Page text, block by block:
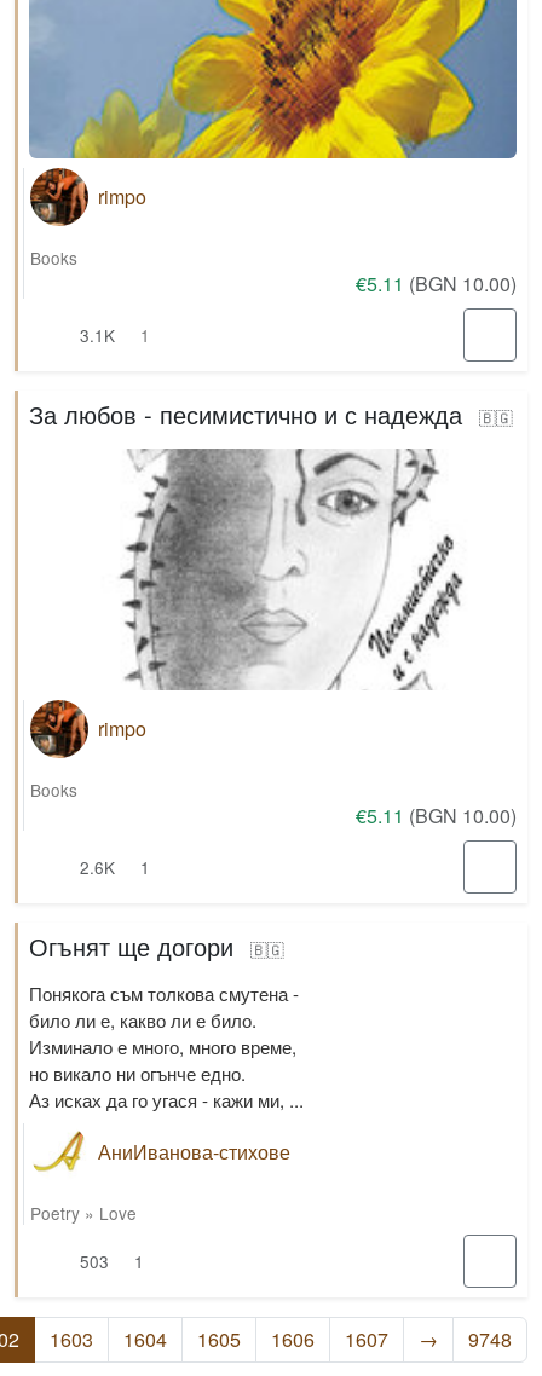
rimpo
Books
€5.11 (BGN 10.00)
3.1K 1
За любов - песимистично и с надежда 🇧🇬
rimpo
Books
€5.11 (BGN 10.00)
2.6K 1
Огънят ще догори 🇧🇬
Понякога съм толкова смутена -
било ли е, какво ли е било.
Изминало е много, много време,
но викало ни огънче едно.
Аз исках да го угася - кажи ми, ...
АниИванова-стихове
Poetry » Love
503
1
(current)
1603 1604 1605 1606 1607 → 9748